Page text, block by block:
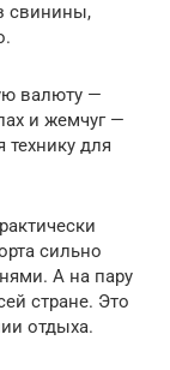
свинины,
валюту —
и жемчуг —
для
сильно
А на пару
стране. Это
отдыха.